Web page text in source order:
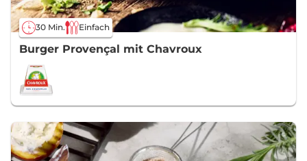
30 Min. Einfach
Burger Provençal mit Chavroux